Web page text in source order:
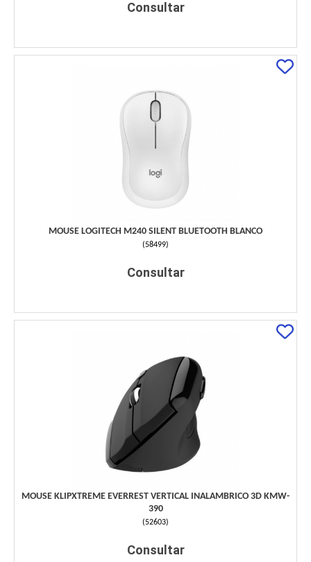
Consultar
MOUSE LOGITECH M240 SILENT BLUETOOTH BLANCO
(58499)
Consultar
MOUSE KLIPXTREME EVERREST VERTICAL INALAMBRICO 3D KMW-
390
(52603)
Consultar